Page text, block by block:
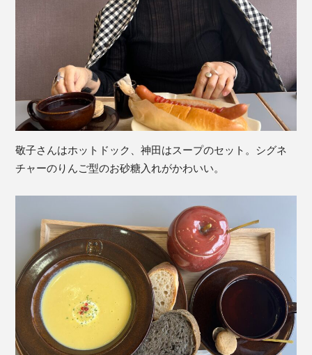
敬子さんはホットドック、神田はスープのセット。シグネ
チャーのりんご型のお砂糖入れがかわいい。